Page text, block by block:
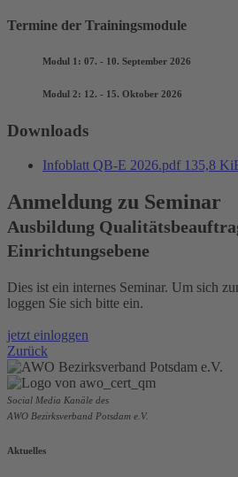
Termine der Trainingsmodule
Modul 1: 07. - 10. September 2026
Modul 2: 12. - 15. Oktober 2026
Downloads
Infoblatt QB-E 2026.pdf 135,8
Anmeldung zu Seminar
Ausbildung
Einrichtungsebene
Dies ist ein internes Seminar. Um sich
loggen Sie sich bitte ein.
jetzt einloggen
Zurück
Social Media Kanäle des
AWO Bezirksverband Potsdam e.V.
Aktuelles